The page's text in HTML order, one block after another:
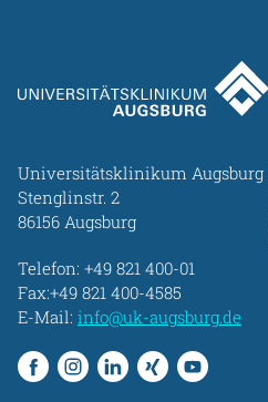
Universitätsklinikum Augsburg
Stenglinstr. 2
86156 Augsburg
Telefon: +49 821 400-01
Fax:+49 821 400-4585
E-Mail: info@uk-augsburg.de